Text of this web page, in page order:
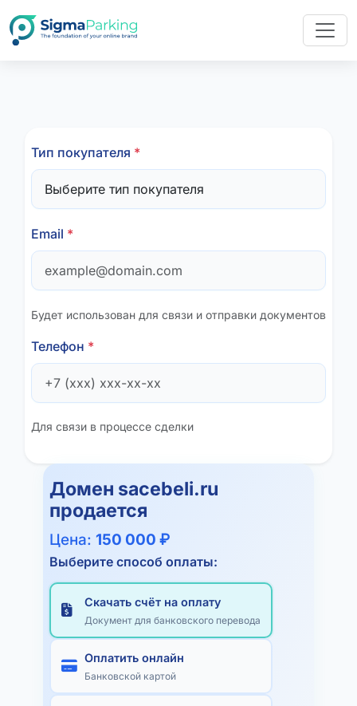
Тип покупателя *
Email *
Будет использован для связи и отправки документов
Телефон *
Для связи в процессе сделки
Домен sacebeli.ru
продается
Цена: 150 000 ₽
Выберите способ оплаты:
Скачать счёт на оплату
Документ для банковского перевода
Оплатить онлайн
Банковской картой